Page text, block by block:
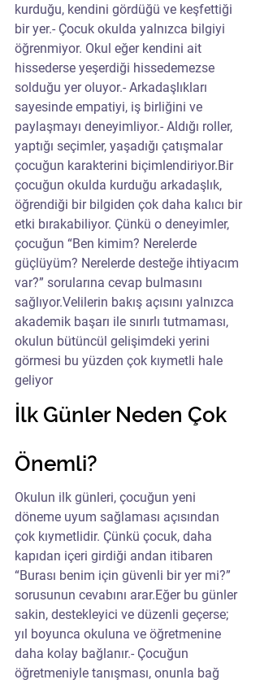
kurduğu, kendini gördüğü ve keşfettiği
bir yer.- Çocuk okulda yalnızca bilgiyi
öğrenmiyor. Okul eğer kendini ait
hissederse yeşerdiği hissedemezse
solduğu yer oluyor.- Arkadaşlıkları
sayesinde empatiyi, iş birliğini ve
paylaşmayı deneyimliyor.- Aldığı roller,
yaptığı seçimler, yaşadığı çatışmalar
çocuğun karakterini biçimlendiriyor.Bir
çocuğun okulda kurduğu arkadaşlık,
öğrendiği bir bilgiden çok daha kalıcı bir
etki bırakabiliyor. Çünkü o deneyimler,
çocuğun “Ben kimim? Nerelerde
güçlüyüm? Nerelerde desteğe ihtiyacım
var?” sorularına cevap bulmasını
sağlıyor.Velilerin bakış açısını yalnızca
akademik başarı ile sınırlı tutmaması,
okulun bütüncül gelişimdeki yerini
görmesi bu yüzden çok kıymetli hale
geliyor
İlk Günler Neden Çok
Önemli?
Okulun ilk günleri, çocuğun yeni
döneme uyum sağlaması açısından
çok kıymetlidir. Çünkü çocuk, daha
kapıdan içeri girdiği andan itibaren
“Burası benim için güvenli bir yer mi?”
sorusunun cevabını arar.Eğer bu günler
sakin, destekleyici ve düzenli geçerse;
yıl boyunca okuluna ve öğretmenine
daha kolay bağlanır.- Çocuğun
öğretmeniyle tanışması, onunla bağ